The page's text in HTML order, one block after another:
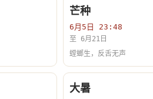
芒种
6月5日 23:48
至 6月21日
螳螂生，反舌无声
大暑